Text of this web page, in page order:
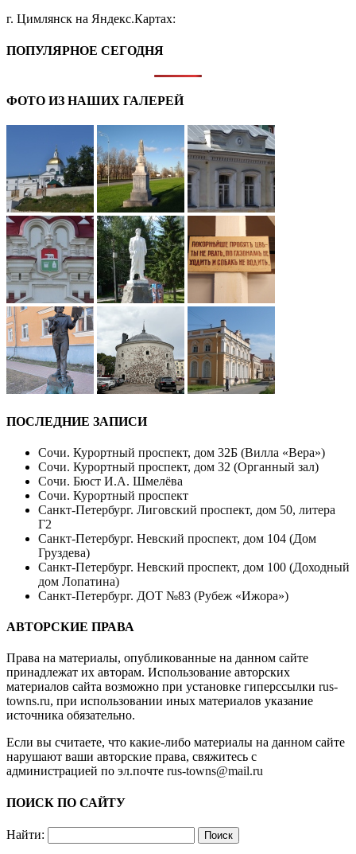
г. Цимлянск на Яндекс.Картах:
ПОПУЛЯРНОЕ СЕГОДНЯ
ФОТО ИЗ НАШИХ ГАЛЕРЕЙ
ПОСЛЕДНИЕ ЗАПИСИ
Сочи. Курортный проспект, дом 32Б (Вилла «Вера»)
Сочи. Курортный проспект, дом 32 (Органный зал)
Сочи. Бюст И.А. Шмелёва
Сочи. Курортный проспект
Санкт-Петербург. Лиговский проспект, дом 50, литера
Г2
Санкт-Петербург. Невский проспект, дом 104 (Дом
Груздева)
Санкт-Петербург. Невский проспект, дом 100 (Доходный
дом Лопатина)
Санкт-Петербург. ДОТ №83 (Рубеж «Ижора»)
АВТОРСКИЕ ПРАВА
Права на материалы, опубликованные на данном сайте
принадлежат их авторам. Использование авторских
материалов сайта возможно при установке гиперссылки rus-
towns.ru, при использовании иных материалов указание
источника обязательно.
Если вы считаете, что какие-либо материалы на данном сайте
нарушают ваши авторские права, свяжитесь с
администрацией по эл.почте rus-towns@mail.ru
ПОИСК ПО САЙТУ
Найти: